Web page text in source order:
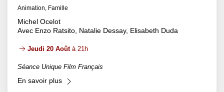
Animation, Famille
Michel Ocelot
Avec Enzo Ratsito, Natalie Dessay, Elisabeth Duda
Jeudi 20 Aoûtà 21h
Séance Unique Film Français
En savoir plus